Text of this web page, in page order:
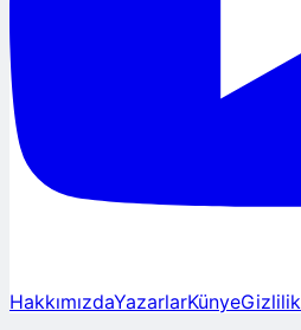
HakkımızdaYazarlarKünyeGizlilik